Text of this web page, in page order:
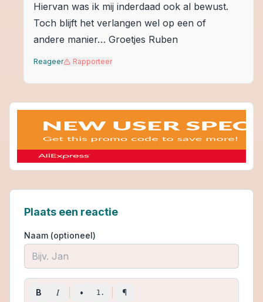
Hiervan was ik mij inderdaad ook al bewust.
Toch blijft het verlangen wel op een of
andere manier… Groetjes Ruben
Reageer Rapporteer
Plaats een reactie
Naam (optioneel)
B I • 1. ¶